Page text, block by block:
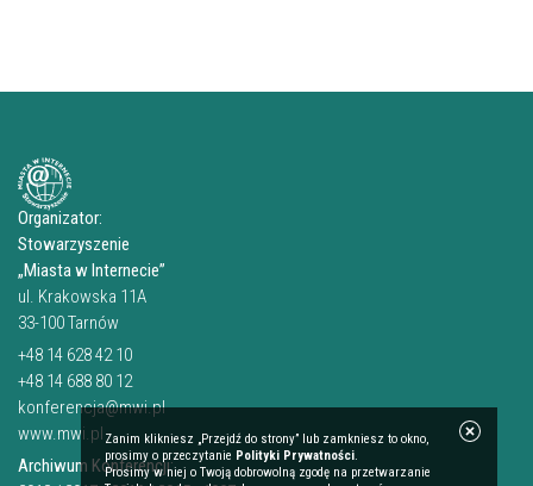
Organizator:
Stowarzyszenie
„Miasta w Internecie”
ul. Krakowska 11A
33-100 Tarnów
+48 14 628 42 10
+48 14 688 80 12
konferencja@mwi.pl
www.mwi.pl
Archiwum Konferencji:
Zanim klikniesz „Przejdź do strony” lub zamkniesz to okno,
prosimy o przeczytanie Polityki Prywatności.
Prosimy w niej o Twoją dobrowolną zgodę na przetwarzanie